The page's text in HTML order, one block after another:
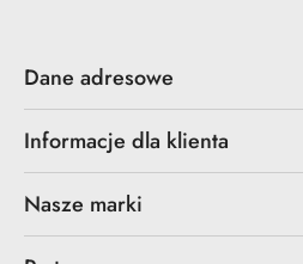
Dane adresowe
Informacje dla klienta
Nasze marki